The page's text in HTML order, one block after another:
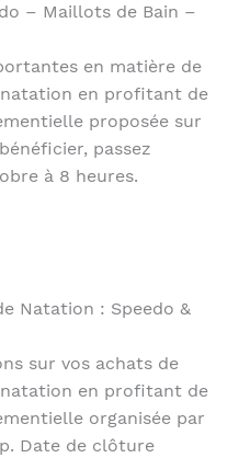
– Maillots de Bain –
en matière de
en profitant de
proposée sur
passez
à 8 heures.
Natation : Speedo &
sur vos achats de
en profitant de
organisée par
Date de clôture